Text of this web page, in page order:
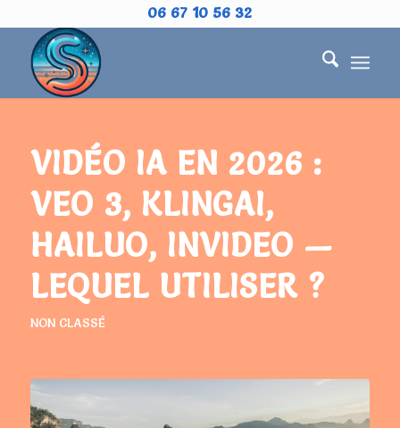
06 67 10 56 32
VIDÉO IA EN 2026 :
VEO 3, KLINGAI,
HAILUO, INVIDEO —
LEQUEL UTILISER ?
NON CLASSÉ